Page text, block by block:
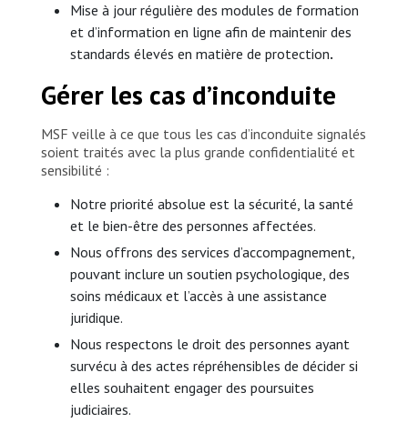
Mise à jour régulière des modules de formation
et d’information en ligne afin de maintenir des
standards élevés en matière de protection.
Gérer les cas d’inconduite
MSF veille à ce que tous les cas d’inconduite signalés
soient traités avec la plus grande confidentialité et
sensibilité :
Notre priorité absolue est la sécurité, la santé
et le bien-être des personnes affectées.
Nous offrons des services d’accompagnement,
pouvant inclure un soutien psychologique, des
soins médicaux et l’accès à une assistance
juridique.
Nous respectons le droit des personnes ayant
survécu à des actes répréhensibles de décider si
elles souhaitent engager des poursuites
judiciaires.